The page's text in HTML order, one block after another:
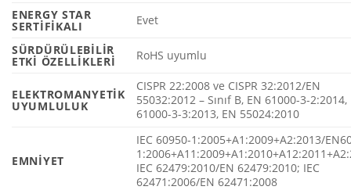
ENERGY STAR
SERTIFIKALI
Evet
SÜRDÜRÜLEBILIR
ETKI ÖZELLIKLERI RoHS uyumlu
ELEKTROMANYETIK
UYUMLULUK
CISPR 22:2008 ve CISPR 32:2012/EN
55032:2012 – Sınıf B, EN 61000-3-2:2014,
61000-3-3:2013, EN 55024:2010
EMNIYET
IEC 60950-1:2005+A1:2009+A2:2013/
IEC 62479:2010/EN 62479:2010; IEC
62471:2006/EN 62471:2008